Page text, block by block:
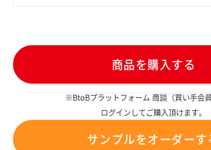
商品を購入する
※BtoBプラットフォーム 商談（買い手会
ログインしてご購入頂けます。
サンプルをオーダーす